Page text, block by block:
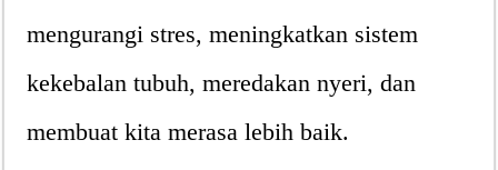
mengurangi stres, meningkatkan sistem
kekebalan tubuh, meredakan nyeri, dan
membuat kita merasa lebih baik.